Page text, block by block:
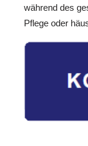
während des
Pflege oder